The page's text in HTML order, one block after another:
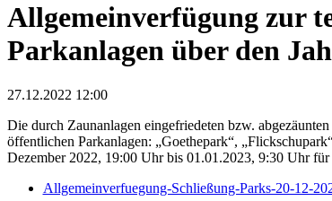
Allgemeinverfügung zur
Parkanlagen über den
27.12.2022 12:00
Die durch Zaunanlagen eingefriedeten bzw.
öffentlichen Parkanlagen: „Goethepark“,
Dezember 2022, 19:00 Uhr bis 01.01.2023, 9:30 Uhr
Allgemeinverfuegung-Schließung-Parks-20-12-